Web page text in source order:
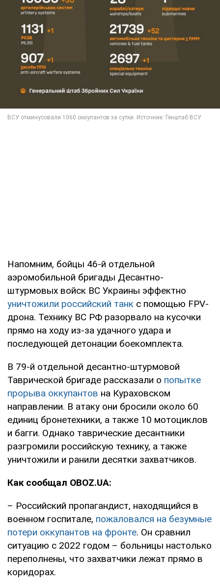
Напомним, бойцы 46-й отдельной
аэромобильной бригады Десантно-
штурмовых войск ВС Украины эффектно
уничтожили российский танк с помощью FPV-
дрона. Технику ВС РФ разорвало на кусочки
прямо на ходу из-за удачного удара и
последующей детонации боекомплекта.
В 79-й отдельной десантно-штурмовой
Таврической бригаде рассказали о попытке
прорыва оккупантов на Кураховском
направлении. В атаку они бросили около 60
единиц бронетехники, а также 10 мотоциклов
и багги. Однако таврические десантники
разгромили российскую технику, а также
уничтожили и ранили десятки захватчиков.
Как сообщал OBOZ.UA:
– Российский пропагандист, находящийся в
военном госпитале, пожаловался на безумные
потери оккупантов на фронте. Он сравнил
ситуацию с 2022 годом – больницы настолько
переполнены, что захватчики лежат прямо в
коридорах.